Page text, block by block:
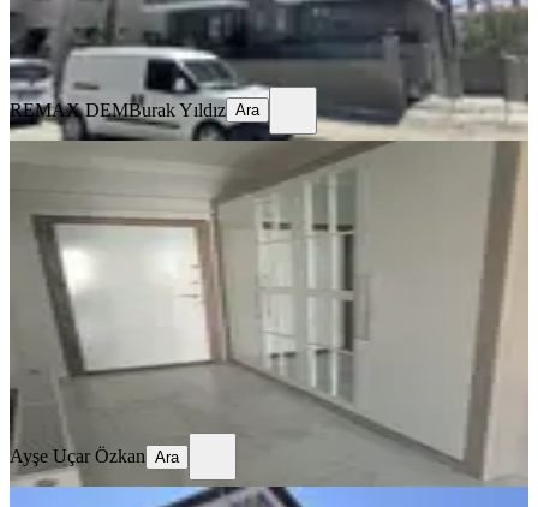
REMAX DEM Burak Yıldız
Ara
REMAX DEMBurak Yıldız Ara
4,5+1 Temiz Lüks Daire
Merkez, Demirkent Mahallesi
4.5+1·
32.000 ₺
Ayşe Uçar Özkan
Ayşe Uçar Özkan Ara